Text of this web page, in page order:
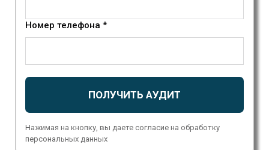
Номер телефона *
ПОЛУЧИТЬ АУДИТ
Нажимая на кнопку, вы даете согласие на обработку
персональных данных